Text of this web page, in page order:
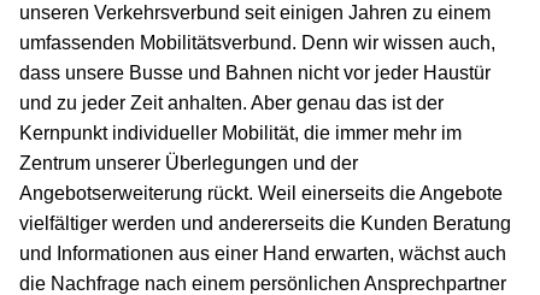
unseren Verkehrsverbund seit einigen Jahren zu einem
umfassenden Mobilitätsverbund. Denn wir wissen auch,
dass unsere Busse und Bahnen nicht vor jeder Haustür
und zu jeder Zeit anhalten. Aber genau das ist der
Kernpunkt individueller Mobilität, die immer mehr im
Zentrum unserer Überlegungen und der
Angebotserweiterung rückt. Weil einerseits die Angebote
vielfältiger werden und andererseits die Kunden Beratung
und Informationen aus einer Hand erwarten, wächst auch
die Nachfrage nach einem persönlichen Ansprechpartner